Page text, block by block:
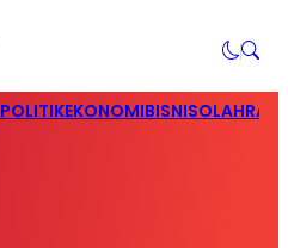
POLITIKEKONOMIBISNIS